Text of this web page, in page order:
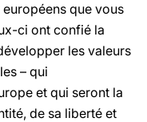
que vous
ci ont confié la
les valeurs
– qui
et qui seront la
de sa liberté et